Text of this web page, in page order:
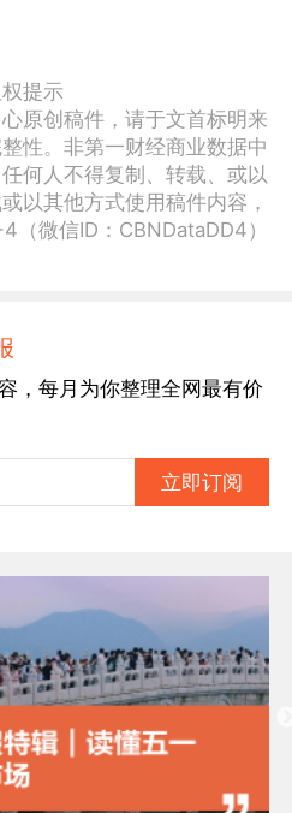
提示
原创稿件，请于文首标明来
性。非第一财经商业数据中
何人不得复制、转载、或以
以其他方式使用稿件内容，
（微信ID：CBNDataDD4）
，每月为你整理全网最有价
立即订阅